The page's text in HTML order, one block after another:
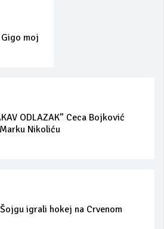
moj
ODLAZAK” Ceca Bojković
Nikoliću
igrali hokej na Crvenom